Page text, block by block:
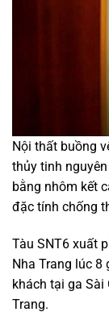
Nội thất buồng
thủy tinh
bằng nhôm kết
đặc tính chống
Tàu SNT6 xuất
Nha Trang lúc 8
khách tại ga Sài
Trang.